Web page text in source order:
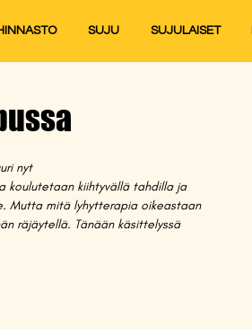
SUJU SUJULAISET
nyt
koulutetaan kiihtyvällä tahdilla ja
Mutta mitä lyhytterapia oikeastaan
räjäytellä. Tänään käsittelyssä